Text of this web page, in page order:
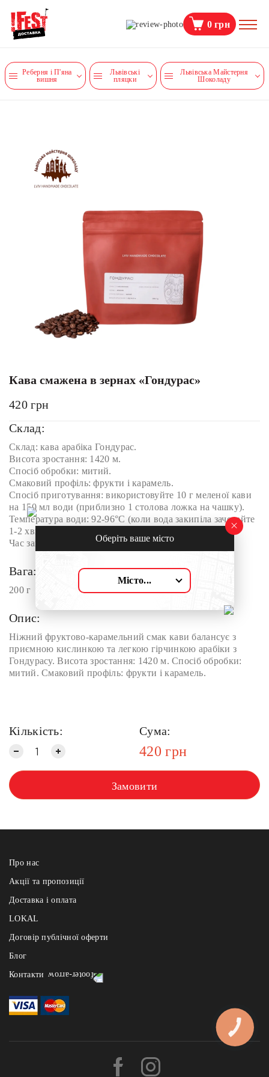
0грн
Реберня і П'яна
вишня
Львівські
пляцки
Львівська Майстерня
Шоколаду
Кава смажена в зернах «Гондурас»
420 грн
Склад:
Склад: кава арабіка Гондурас.
Висота зростання: 1420 м.
Спосіб обробки: митий.
Смаковий профіль: фрукти і карамель.
Спосіб приготування: використовуйте 10 г меленої кави
на 150 мл води (приблизно 1 столова ложка на чашку).
Температура води: 92-96°C (коли вода закипіла зачекайте
1-2 хвилини).
Час заварювання: 3-4 хвилини.
Вага:
200 г
Опис:
Ніжний фруктово-карамельний смак кави балансує з
приємною кислинкою та легкою гірчинкою арабіки з
Гондурасу. Висота зростання: 1420 м. Спосіб обробки:
митий. Смаковий профіль: фрукти і карамель.
Кількість: Сума:
420 грн
Замовити
Про нас
Акції та пропозиції
Доставка і оплата
LOKAL
Договір публічної оферти
Блог
Контакти
- на Узвозі: +38 (067) 121 84 91, Андріївський узвіз 2а
- на Арсенальній: +38 (067) 121 84 91, вул. І.Мазепи 1
- на Славутичі: +38 (067) 121 84 91, Миколи Бажана 1и, БЦ «The
Львівські Пляцки щодня з 10:00 - до 21:00 :
Оберіть ваше місто
Місто...
КНОПКА
ЗВ'ЯЗКУ